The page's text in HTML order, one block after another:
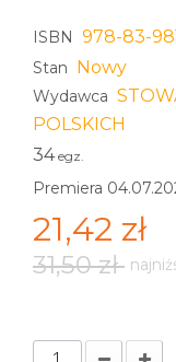
ISBN 978-83-
Stan Nowy
Wydawca
POLSKICH
34 egz.
Premiera
21,42 zł
31,50 zł